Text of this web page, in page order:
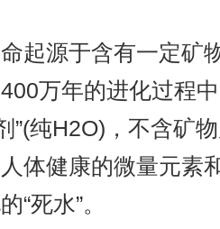
起源于含有一定矿
万年的进化过程
”(纯H2O)，不含矿
体健康的微量元素
“死水”。